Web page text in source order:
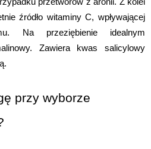
źródło witaminy C, wpływającej
Na przeziębienie idealnym
Zawiera kwas salicylowy
przy wyborze